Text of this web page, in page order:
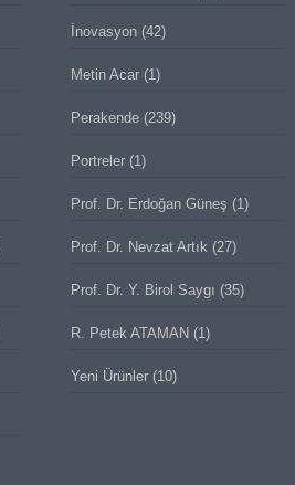
İnovasyon (42)
Metin Acar (1)
Perakende (239)
Portreler (1)
Prof. Dr. Erdoğan Güneş (1)
Prof. Dr. Nevzat Artık (27)
Prof. Dr. Y. Birol Saygı (35)
R. Petek ATAMAN (1)
Yeni Ürünler (10)